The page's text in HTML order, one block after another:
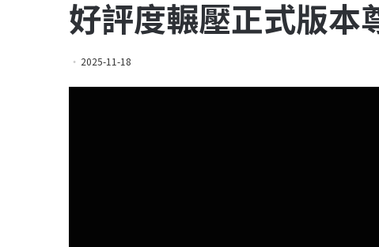
好評度輾壓正式版本
2025-11-18